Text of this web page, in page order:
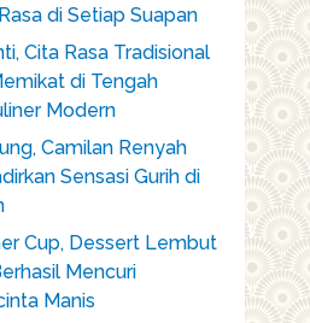
di Setiap Suapan
Cita Rasa Tradisional
di Tengah
Modern
Camilan Renyah
Sensasi Gurih di
Cup, Dessert Lembut
Mencuri
Manis